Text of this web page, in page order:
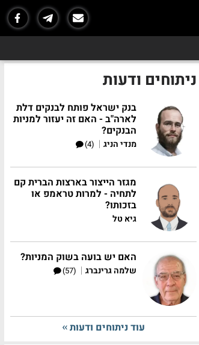
ניתוחים ודעות
בנק ישראל פותח לבנקים דלת
לארה"ב - האם זה יעזור למניות
הבנקים?
מנדי הניג |
(4)
מגזר הייצור בארצות הברית קם
לתחיה - למרות טראמפ או
בזכותו?
גיא טל
האם יש בועה בשוק המניות?
שלמה גרינברג |
(57)
עוד ניתוחים ודעות